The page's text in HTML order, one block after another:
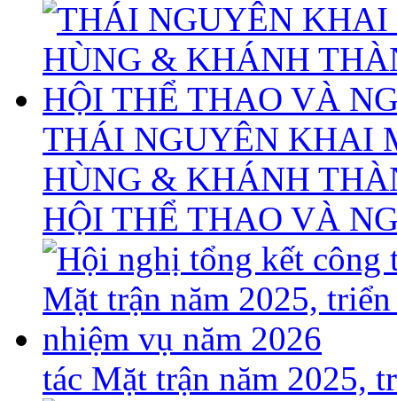
THÁI NGUYÊN KHAI
HÙNG & KHÁNH
HỘI THỂ THAO VÀ
tác Mặt trận năm 2025,